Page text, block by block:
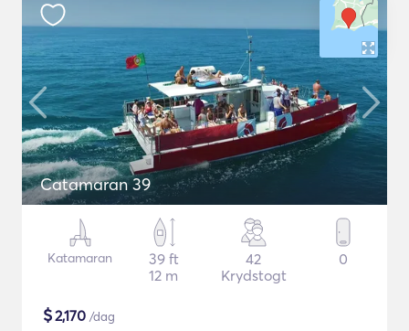
Catamaran 39
Katamaran
39 ft
12 m
42
Krydstogt
0
$2,170 /dag